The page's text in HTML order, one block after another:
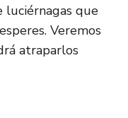
luciérnagas que
Veremos
atraparlos